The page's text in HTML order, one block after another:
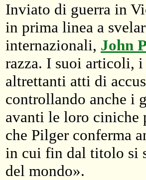
Inviato di guerra in
in prima linea a
internazionali, John
razza. I suoi articoli,
altrettanti atti di
controllando anche i
avanti le loro ciniche
che Pilger conferma
in cui fin dal titolo si
del mondo».